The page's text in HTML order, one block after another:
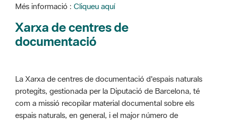
Més informació : Cliqueu aquí
Xarxa de centres de
documentació
La Xarxa de centres de documentació d'espais naturals
protegits, gestionada per la Diputació de Barcelona, té
com a missió recopilar material documental sobre els
espais naturals, en general, i el major número de